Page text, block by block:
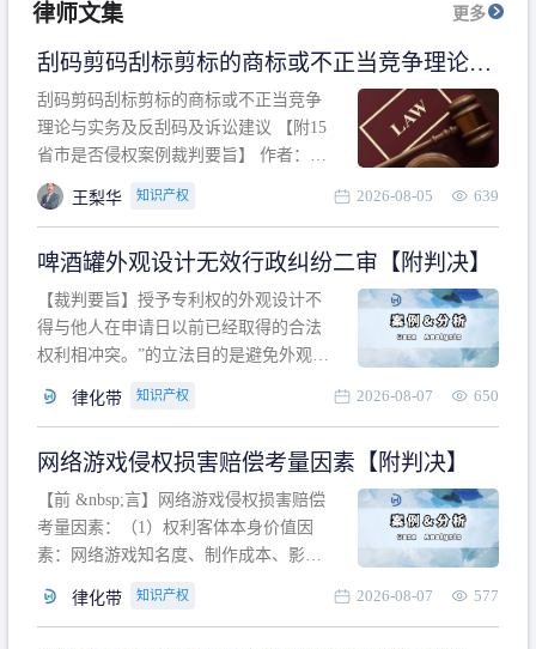
律师文集 更多
刮码剪码刮标剪标的商标或不正当竞争理论与
实务及反刮码及诉讼建议 【附15省市是否侵权
案例裁判要旨】
刮码剪码刮标剪标的商标或不正当竞争
理论与实务及反刮码及诉讼建议 【附15
省市是否侵权案例裁判要旨】 作者：浙
江杭知桥律师事务所 王梨华 周靖超 【导
读】 第一部分：刮码剪码刮标剪标的商
诉讼建议 第二部分：15省市是否侵权案
例的裁判要旨 目录 第一部分、刮码剪码
刮
王梨华 知识产权 2026-08-05 639
啤酒罐外观设计无效行政纠纷二审【附判决】
【裁判要旨】授予专利权的外观设计不
得与他人在申请日以前已经取得的合法
权利相冲突。”的立法目的是避免外观设
冲突。基于此，凡是因该外观设计的实
于该款规定的规制范畴。“合法权利”不宜
作狭义解释，一般情况下，只要依法享
有的、在本专利申请日之
律化带 知识产权 2026-08-07 650
网络游戏侵权损害赔偿考量因素【附判决】
【前 &nbsp;言】网络游戏侵权损害赔偿
考量因素：（1）权利客体本身价值因
素：网络游戏知名度、制作成本、影响
利角度因素：被诉侵权游戏销售数量、
律化带 知识产权 2026-08-07 577